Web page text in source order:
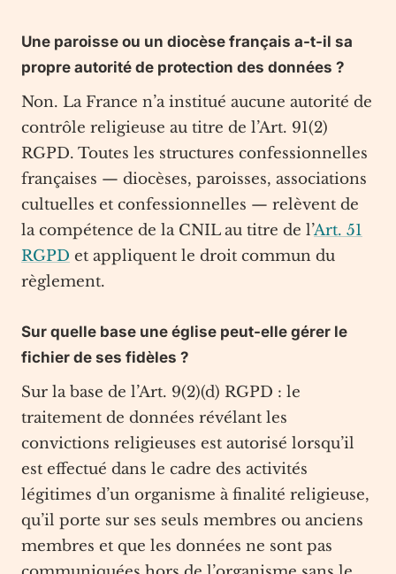
Une paroisse ou un diocèse français a-t-il sa
propre autorité de protection des données ?
Non. La France n’a institué aucune autorité de
contrôle religieuse au titre de l’Art. 91(2)
RGPD. Toutes les structures confessionnelles
françaises — diocèses, paroisses, associations
cultuelles et confessionnelles — relèvent de
la compétence de la CNIL au titre de l’Art. 51
RGPD et appliquent le droit commun du
règlement.
Sur quelle base une église peut-elle gérer le
fichier de ses fidèles ?
Sur la base de l’Art. 9(2)(d) RGPD : le
traitement de données révélant les
convictions religieuses est autorisé lorsqu’il
est effectué dans le cadre des activités
légitimes d’un organisme à finalité religieuse,
qu’il porte sur ses seuls membres ou anciens
membres et que les données ne sont pas